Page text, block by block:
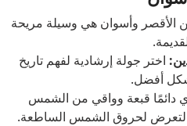
الأقصر وأسوان هي وسيلة مريحة
اختر جولة إرشادية لفهم تاريخ
أفضل.
دائمًا قبعة وواقي من الشمس
لحروق الشمس الساطعة.